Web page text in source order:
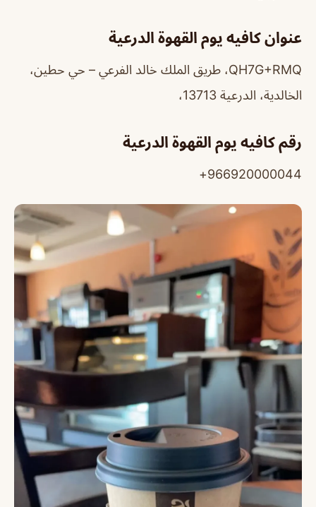
عنوان كافيه يوم القهوة الدرعية
QH7G+RMQ، طريق الملك خالد الفرعي – حي حطين،
الخالدية، الدرعية 13713،
رقم كافيه يوم القهوة الدرعية
966920000044+